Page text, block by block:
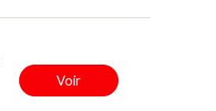
Voir